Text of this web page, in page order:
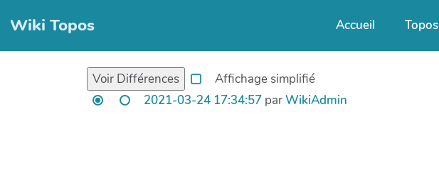
Wiki Topos Accueil Topos
Affichage simplifié
2021-03-24 17:34:57 parWikiAdmin